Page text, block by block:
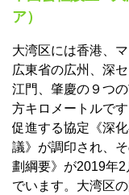
ア）
大湾区には香港、
広東省の広州、深
江門、肇慶の９つ
方キロメートルで
促進する協定《深
議》が調印され、
劃綱要》が2019年
でいます。大湾区